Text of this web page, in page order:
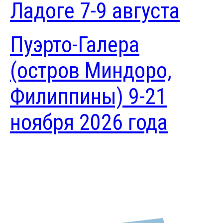
Rescue Diver
Divemaster
Assistant Instructor
Спецкурсы
Deep Diver
Drift Diver
Ладоге 7-9 августа
Пуэрто-Галера
(остров Миндоро,
Филиппины) 9-21
ноября 2026 года